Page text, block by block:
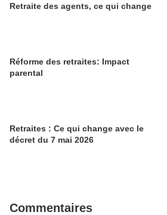
Retraite des agents, ce qui change
Réforme des retraites: Impact
parental
Retraites : Ce qui change avec le
décret du 7 mai 2026
Commentaires